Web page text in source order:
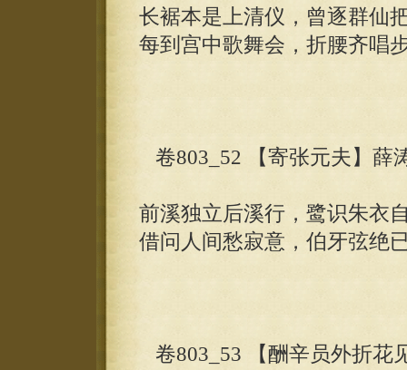
长裾本是上清仪，曾逐群仙
每到宫中歌舞会，折腰齐唱
卷803_52 【寄张元夫】薛
前溪独立后溪行，鹭识朱衣
借问人间愁寂意，伯牙弦绝
卷803_53 【酬辛员外折花